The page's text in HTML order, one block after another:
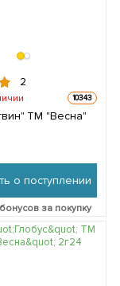
2
10343
ТМ "Весна"
о поступлении
за покупку